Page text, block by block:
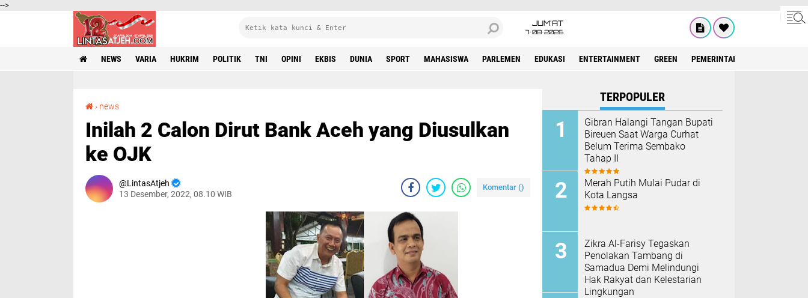
-->
JUM'AT
7•08•2026
NEWS VARIA HUKRIM POLITIK TNI OPINI EKBIS DUNIA SPORT MAHASISWA PARLEMEN EDUKASI ENTERTAINMENT GREEN PEMERINTAH ACEH
› news
Inilah 2 Calon Dirut Bank Aceh yang Diusulkan
ke OJK
LintasAtjeh
13 Desember, 2022, 08.10 WIB
Komentar ()
TERPOPULER
Gibran Halangi Tangan Bupati
Bireuen Saat Warga Curhat
Belum Terima Sembako
Tahap II
Merah Putih Mulai Pudar di
Kota Langsa
Zikra Al-Farisy Tegaskan
Penolakan Tambang di
Samadua Demi Melindungi
Hak Rakyat dan Kelestarian
Lingkungan